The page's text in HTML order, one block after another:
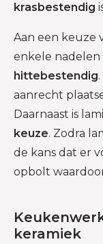
krasbestendig
Aan een keuze
enkele nadelen
hittebestendig
aanrecht
Daarnaast is
keuze. Zodra
de kans dat er
opbolt
keramiek